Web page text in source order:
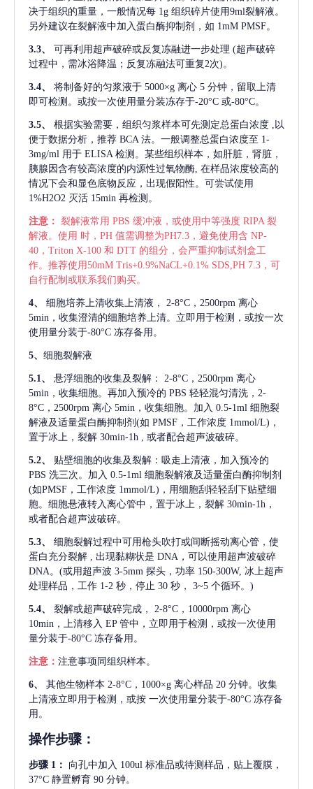
决于组织的重量，一般情况每 1g 组织碎片使用9ml裂解液。
另外建议在裂解液中加入蛋白酶抑制剂，如 1mM PMSF。
3.3、 可再利用超声破碎或反复冻融进一步处理 (超声破碎
过程中，需冰浴降温；反复冻融法可重复2次)。
3.4、 将制备好的匀浆液于 5000×g 离心 5 分钟，留取上清
即可检测。或按一次使用量分装冻存于-20°C 或-80°C。
3.5、 根据实验需要，组织匀浆样本可先测定总蛋白浓度
,以
便于数据分析，推荐 BCA 法。一般调整总蛋白浓度至 1-
3mg/ml 用于 ELISA 检测。某些组织样本，如肝脏，肾脏，
胰腺因含有较高浓度的内源性过氧物酶, 在样品浓度较高的
情况下会和显色底物反应，出现假阳性。可尝试使用
1%H2O2 灭活 15min 再检测。
注意： 裂解液常用 PBS 缓冲液，或使用中等强度 RIPA 裂
解液。使用 时，PH 值需调整为PH7.3，避免使用含 NP-
40，Triton X-100 和 DTT 的组分，会严重抑制试剂盒工
作。推荐使用50mM Tris+0.9%NaCL+0.1% SDS,PH 7.3，可
自行配制或联系我们购买。
4、 细胞培养上清收集上清液，
2-8°C，2500rpm 离心
5min，收集澄清的细胞培养上清。立即用于检测，或按一次
使用量分装于-80°C 冻存备用。
5、 细胞裂解液
5.1、 悬浮细胞的收集及裂解：
2-8°C，2500rpm 离心
5min，收集细胞。再加入预冷的 PBS 轻轻混匀清洗，2-
8°C，2500rpm 离心 5min，收集细胞。加入 0.5-1ml 细胞裂
解液及适量蛋白酶抑制剂(如 PMSF，工作浓度 1mmol/L)，
置于冰上，裂解 30min-1h , 或者配合超声波破碎。
5.2、
贴壁细胞的收集及裂解：吸走上清液，加入预冷的
PBS 洗三次。加入 0.5-1ml 细胞裂解液及适量蛋白酶抑制剂
(如PMSF，工作浓度 1mmol/L)，用细胞刮轻轻刮下贴壁细
胞。细胞悬液转入离心管中，置于冰上，裂解 30min-1h，
或者配合超声波破碎。
5.3、
细胞裂解过程中可用枪头吹打或间断摇动离心管，使
蛋白充分裂解
, 出现黏糊状是 DNA，可以使用超声波破碎
DNA。(或用超声波 3-5mm 探头，功率 150-300W, 冰上超声
处理样品，工作 1-2 秒，停止 30 秒， 3~5 个循环。)
5.4、 裂解或超声破碎完成，
2-8°C，10000rpm 离心
10min，上清移入 EP 管中，立即用于检测，或按一次使用
量分装于-80°C 冻存备用。
注意： 注意事项同组织样本。
6、 其他生物样本 2-8°C，1000×g 离心样品 20 分钟。收集
上清液立即用于检测，或按 一次使用量分装于-80°C 冻存备
用。
操作步骤：
步骤 1： 向孔中加入 100ul 标准品或待测样品，贴上覆膜，
37°C 静置孵育 90 分钟。